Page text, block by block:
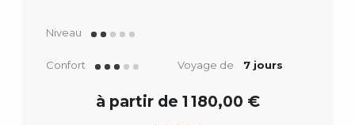
Niveau
Confort Voyage de 7 jours
à partir de 1 180,00 €